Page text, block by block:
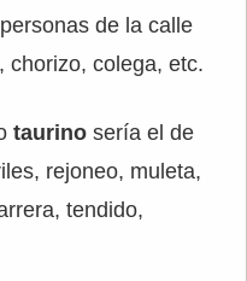
de la calle
chorizo, colega, etc.
taurino sería el de
rejoneo, muleta,
tendido,